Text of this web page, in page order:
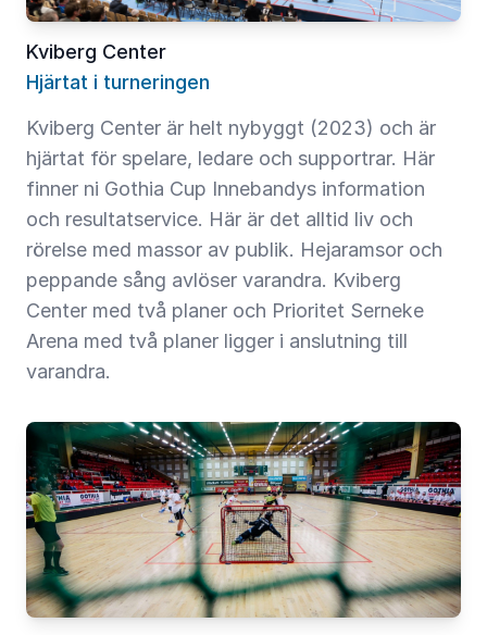
Kviberg Center
Hjärtat i turneringen
Kviberg Center är helt nybyggt (2023) och är
hjärtat för spelare, ledare och supportrar. Här
finner ni Gothia Cup Innebandys information
och resultatservice. Här är det alltid liv och
rörelse med massor av publik. Hejaramsor och
peppande sång avlöser varandra. Kviberg
Center med två planer och Prioritet Serneke
Arena med två planer ligger i anslutning till
varandra.